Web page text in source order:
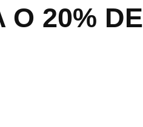
O 20% DE